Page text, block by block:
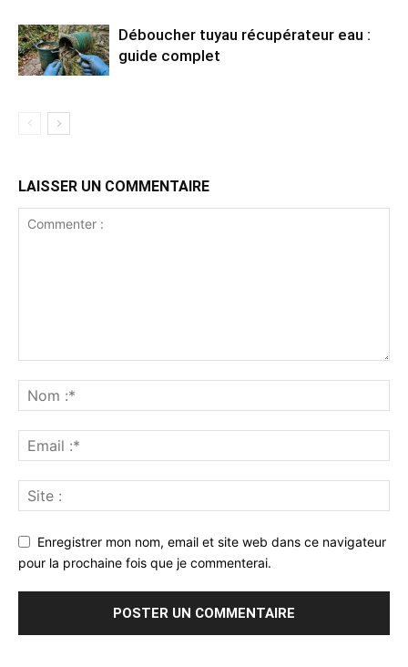
Déboucher tuyau récupérateur eau :
guide complet
LAISSER UN COMMENTAIRE
Enregistrer mon nom, email et site web dans ce navigateur
pour la prochaine fois que je commenterai.